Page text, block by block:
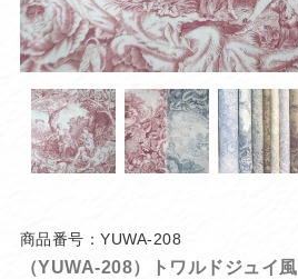
商品番号：YUWA-208
（YUWA-208）トワルドジュイ